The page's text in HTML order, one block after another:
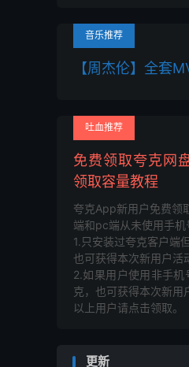
音乐推荐
【周杰伦】全套
吐血推荐
免费领取夸克网
领取容量教程
夸克App新用户免费领
端和pc端从未使用手机
1.只安装过夸克客户端
也可获得本次新用户活
2.如果用户使用非手
克，也可获得本次新用
以上用户请点击领取。
更新